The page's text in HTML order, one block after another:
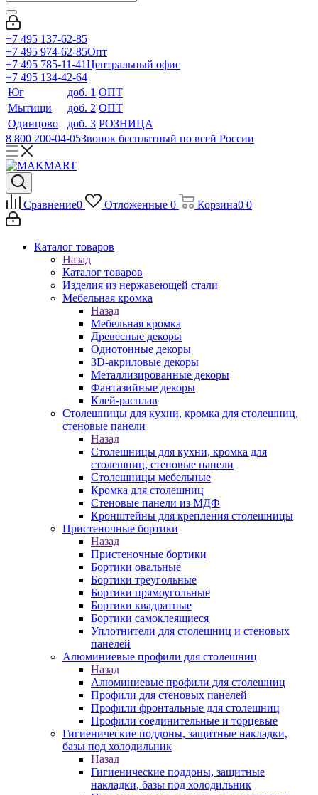
+7 495 137-62-85
+7 495 974-62-85Опт
+7 495 785-11-41Центральный офис
+7 495 134-42-64
Юг
доб. 1 ОПТ
Мытищи
доб. 2 ОПТ
Одинцово
доб. 3 РОЗНИЦА
8 800 200-04-05Звонок бесплатный по всей России
Сравнение0 Отложенные 0 Корзина0 0
Каталог товаров
Назад
Каталог товаров
Изделия из нержавеющей стали
Мебельная кромка
Назад
Мебельная кромка
Древесные декоры
Однотонные декоры
3D-акриловые декоры
Металлизированные декоры
Фантазийные декоры
Клей-расплав
Столешницы для кухни, кромка для столешниц,
стеновые панели
Назад
Столешницы для кухни, кромка для
столешниц, стеновые панели
Столешницы мебельные
Кромка для столешниц
Стеновые панели из МДФ
Кронштейны для крепления столешницы
Пристеночные бортики
Назад
Пристеночные бортики
Бортики овальные
Бортики треугольные
Бортики прямоугольные
Бортики квадратные
Бортики самоклеящиеся
Уплотнители для столешниц и стеновых
панелей
Алюминиевые профили для столешниц
Назад
Алюминиевые профили для столешниц
Профили для стеновых панелей
Профили фронтальные для столешниц
Профили соединительные и торцевые
Гигиенические поддоны, защитные накладки,
базы под холодильник
Назад
Гигиенические поддоны, защитные
накладки, базы под холодильник